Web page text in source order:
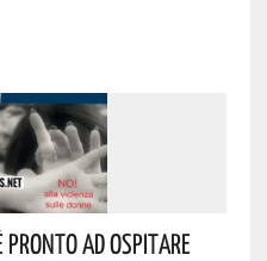
Pronto Ad Ospitare